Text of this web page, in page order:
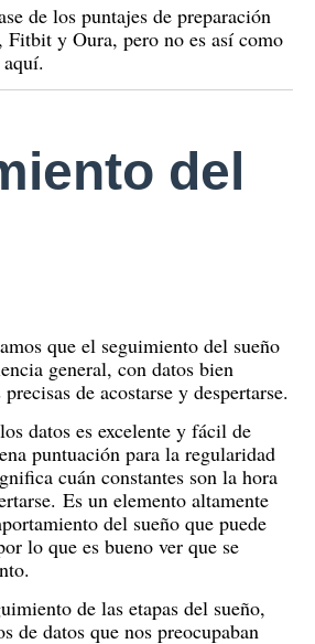
de los puntajes de preparación
y Oura, pero no es así como
del
que el seguimiento del sueño
general, con datos bien
de acostarse y despertarse.
datos es excelente y fácil de
puntuación para la regularidad
cuán constantes son la hora
Es un elemento altamente
del sueño que puede
lo que es bueno ver que se
de las etapas del sueño,
de datos que nos preocupaban